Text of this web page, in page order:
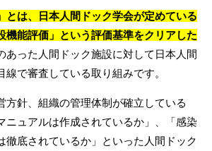
とは、日本人間ドック学会が定めている
機能評価」という評価基準をクリアした
あった人間ドック施設に対して日本人間
線で審査している取り組みです。
方針、組織の管理体制が確立している
ニュアルは作成されているか」、「感染
徹底されているか」といった人間ドック